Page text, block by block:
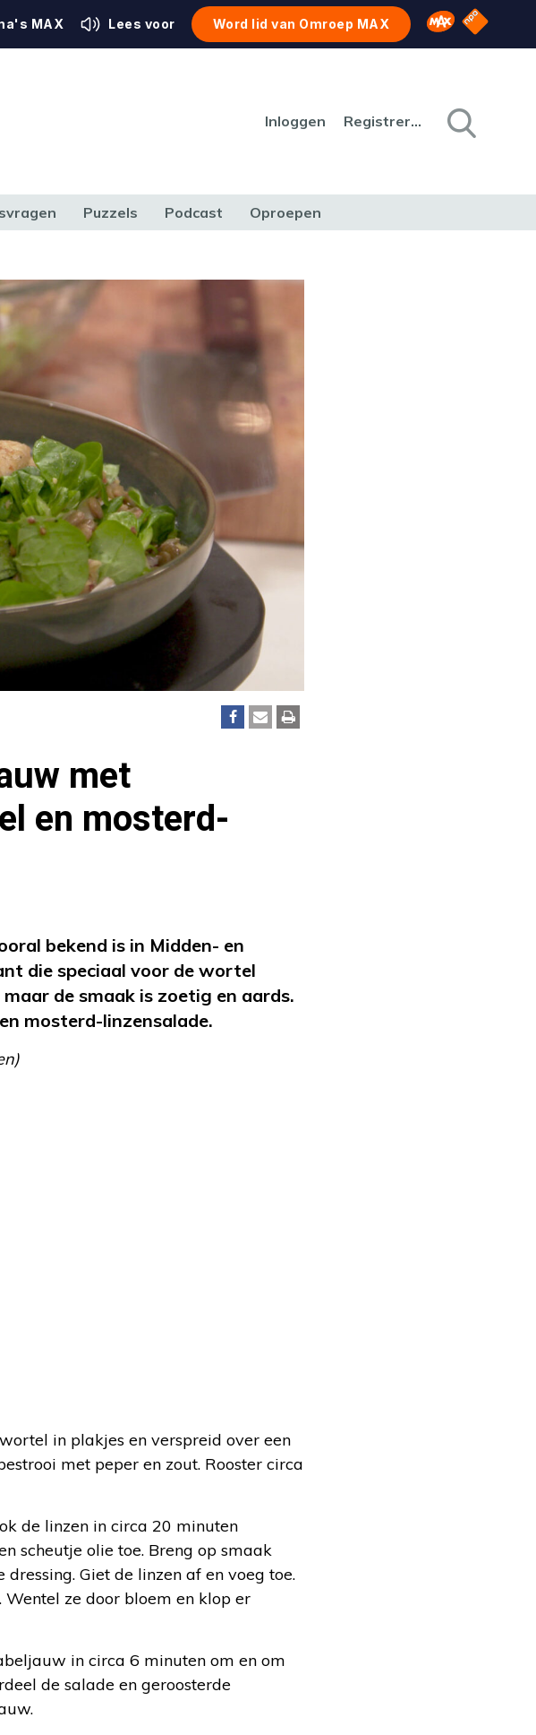
MAX Lees voor Word lid van Omroep MAX Omroep MAX
NPO
Inloggen Registreren
Puzzels Podcast Oproepen
met
en mosterd-
bekend is in Midden- en
die speciaal voor de wortel
de smaak is zoetig en aards.
mosterd-linzensalade.
in plakjes en verspreid over een
met peper en zout. Rooster circa
de linzen in circa 20 minuten
scheutje olie toe. Breng op smaak
Giet de linzen af en voeg toe.
ze door bloem en klop er
in circa 6 minuten om en om
de salade en geroosterde